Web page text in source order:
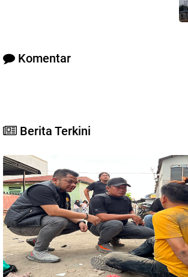
Komentar
Berita Terkini